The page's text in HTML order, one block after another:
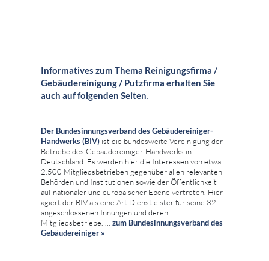
Informatives zum Thema Reinigungsfirma /
Gebäudereinigung / Putzfirma erhalten Sie
auch auf folgenden Seiten:
Der Bundesinnungsverband des Gebäudereiniger-
Handwerks (BIV) ist die bundesweite Vereinigung der
Betriebe des Gebäudereiniger-Handwerks in
Deutschland. Es werden hier die Interessen von etwa
2.500 Mitgliedsbetrieben gegenüber allen relevanten
Behörden und Institutionen sowie der Öffentlichkeit
auf nationaler und europäischer Ebene vertreten. Hier
agiert der BIV als eine Art Dienstleister für seine 32
angeschlossenen Innungen und deren
Mitgliedsbetriebe. ... zum Bundesinnungsverband des
Gebäudereiniger »